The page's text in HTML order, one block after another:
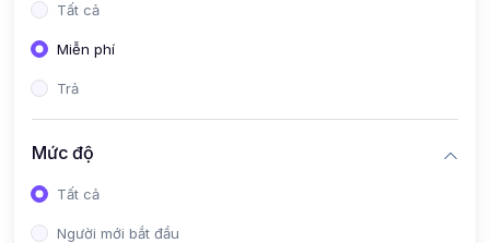
Tất cả
Miễn phí
Trả
Mức độ
Tất cả
Người mới bắt đầu